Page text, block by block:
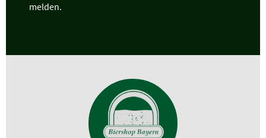
melden.